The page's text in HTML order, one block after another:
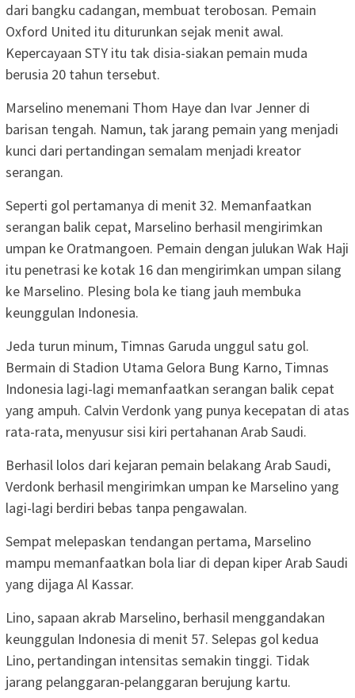
dari bangku cadangan, membuat terobosan. Pemain
Oxford United itu diturunkan sejak menit awal.
Kepercayaan STY itu tak disia-siakan pemain muda
berusia 20 tahun tersebut.
Marselino menemani Thom Haye dan Ivar Jenner di
barisan tengah. Namun, tak jarang pemain yang menjadi
kunci dari pertandingan semalam menjadi kreator
serangan.
Seperti gol pertamanya di menit 32. Memanfaatkan
serangan balik cepat, Marselino berhasil mengirimkan
umpan ke Oratmangoen. Pemain dengan julukan Wak Haji
itu penetrasi ke kotak 16 dan mengirimkan umpan silang
ke Marselino. Plesing bola ke tiang jauh membuka
keunggulan Indonesia.
Jeda turun minum, Timnas Garuda unggul satu gol.
Bermain di Stadion Utama Gelora Bung Karno, Timnas
Indonesia lagi-lagi memanfaatkan serangan balik cepat
yang ampuh. Calvin Verdonk yang punya kecepatan di atas
rata-rata, menyusur sisi kiri pertahanan Arab Saudi.
Berhasil lolos dari kejaran pemain belakang Arab Saudi,
Verdonk berhasil mengirimkan umpan ke Marselino yang
lagi-lagi berdiri bebas tanpa pengawalan.
Sempat melepaskan tendangan pertama, Marselino
mampu memanfaatkan bola liar di depan kiper Arab Saudi
yang dijaga Al Kassar.
Lino, sapaan akrab Marselino, berhasil menggandakan
keunggulan Indonesia di menit 57. Selepas gol kedua
Lino, pertandingan intensitas semakin tinggi. Tidak
jarang pelanggaran-pelanggaran berujung kartu.